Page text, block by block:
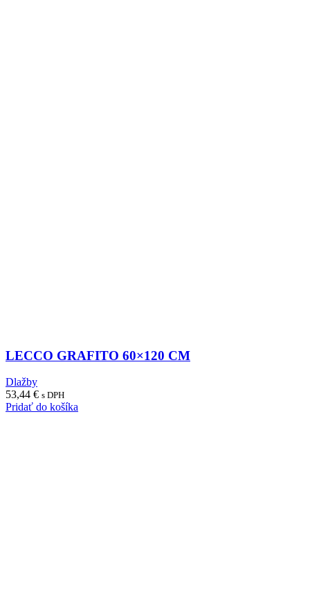
LECCO GRAFITO 60×120 CM
Dlažby
53,44 € s DPH
Pridať do košíka